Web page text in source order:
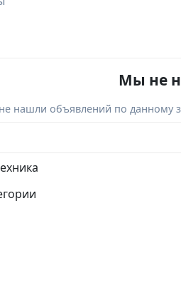
Мы не
нашли объявлений по данному